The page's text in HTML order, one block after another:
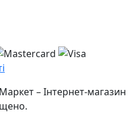
– Інтернет-магазин